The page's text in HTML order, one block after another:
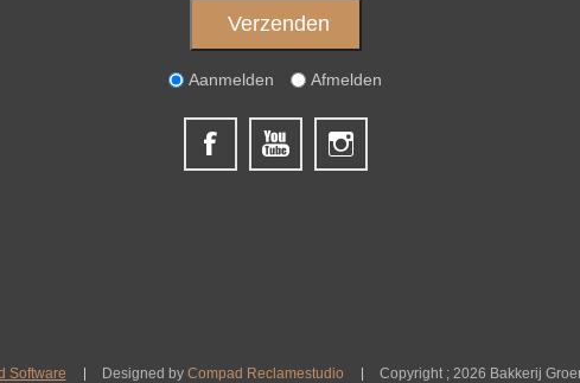
Aanmelden Afmelden
Software Designed by Compad Reclamestudio Copyright ; 2026 Bakkerij